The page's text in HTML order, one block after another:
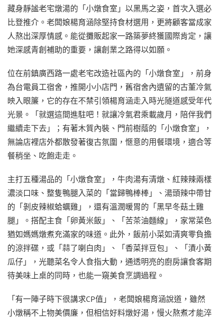
藏身靜謐老宅燉湯的「小燉食室」以黑馬之姿，首次入選必
比登推介。老闆娘楊育涵除堅持食材選用，更將顧客當成家
人熬出深厚情感。能從攤販起家一路築夢終獲國際肯定，讓
她深感青創補助的重要，讓創業之路得以如願。
位在前鎮廣西路一處老宅改造社區內的「小燉食室」，前身
為台電員工宿舍，推開小小店門，舊宿舍內遺留的古董冷氣
映入眼簾，它的存在不禁引領楊育涵走入時光隧道感受年代
光景。「就選這間進駐吧！就讓冷氣君乘載歲月，陪伴我們
繼續走下去」；有著木質內裝、門前樹蔭的「小燉食室」，
無論店裡店外都散發著復古氛圍，愜意的用餐環境，適合等
餐稍坐、吃飽走走。
主打五種湯品的「小燉食室」，牛肉湯有清燉、紅辣辣兩樣
濃淡口味、整隻鴨腿入菜的「當歸鴨棒棒」、湯頭辣中帶甘
的「剝皮辣椒蛤蠣雞」，還有溫潤暖胃的「黑早冬菇土雞
腿」。搭配主食「卵黃米飯」、「苦茶油麵線」，家常菜色
猶如媽媽燉煮充滿家的味道。此外，飯前小菜如清爽零負擔
的涼拌碟，或「蒜了喇白肉」、「香菜拌豆包」、「漬小黃
瓜仔」，光聽菜名令人食指大動，通透明亮的廚房讓食客期
待美味上桌的同時，也能一窺美食烹調過程。
「有一陣子時下很講求CP值」，老闆娘楊育涵說道，雖然
小燉稱不上物美價廉，但相信好料燉好湯，慢火熬煮才能淬